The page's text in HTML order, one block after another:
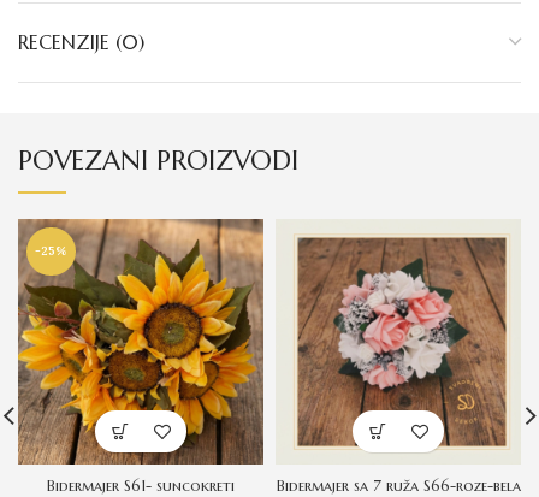
RECENZIJE (0)
POVEZANI PROIZVODI
-25%
Bidermajer S61- suncokreti
Bidermajer sa 7 ruža S66-roze-bela